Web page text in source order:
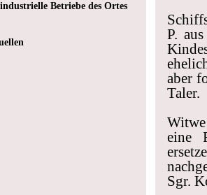
Betriebe des Ortes
P.
aber
Taler.
eine
Sgr.